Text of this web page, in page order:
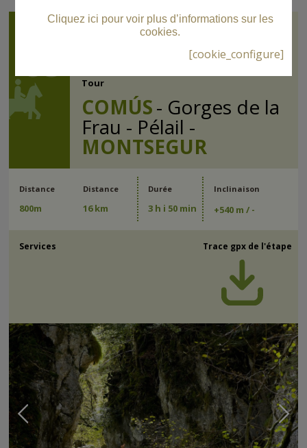
08 Tour
COMÚS- Gorges de la
Frau - Pélail -
MONTSEGUR
Distance
800m
Distance
16 km
Durée
3 h i 50 min
Inclinaison
+540 m / -
Services Trace gpx de l'étape
Cliquez ici pour voir plus d’informations sur les
cookies.
[cookie_configure]